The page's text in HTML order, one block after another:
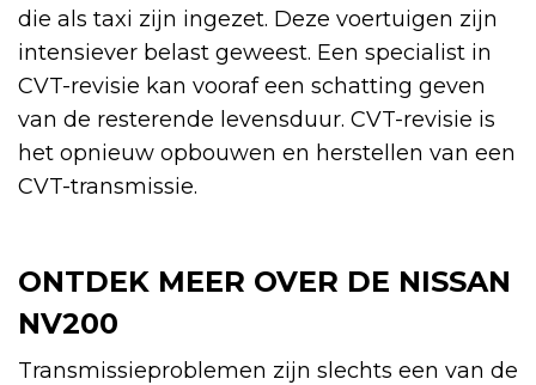
die als taxi zijn ingezet. Deze voertuigen zijn
intensiever belast geweest. Een specialist in
CVT-revisie kan vooraf een schatting geven
van de resterende levensduur. CVT-revisie is
het opnieuw opbouwen en herstellen van een
CVT-transmissie.
ONTDEK MEER OVER DE NISSAN
NV200
Transmissieproblemen zijn slechts een van de